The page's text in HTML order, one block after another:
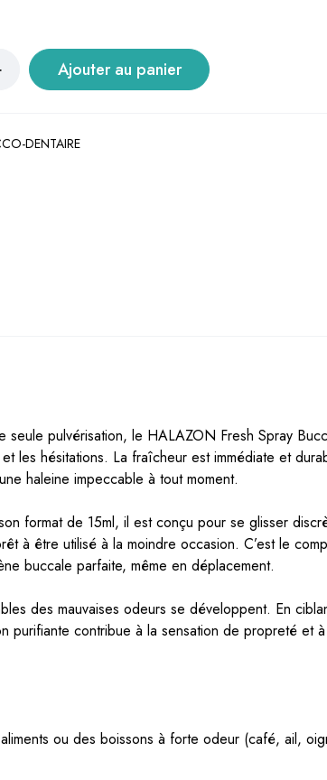
Ajouter au panier
DENTAIRE
pulvérisation, le HALAZON Fresh Spray
les hésitations. La fraîcheur est immédiate et
haleine impeccable à tout moment.
format de 15ml, il est conçu pour se glisser
à être utilisé à la moindre occasion. C’est le
buccale parfaite, même en déplacement.
des mauvaises odeurs se développent. En
purifiante contribue à la sensation de propreté et
ou des boissons à forte odeur (café, ail,